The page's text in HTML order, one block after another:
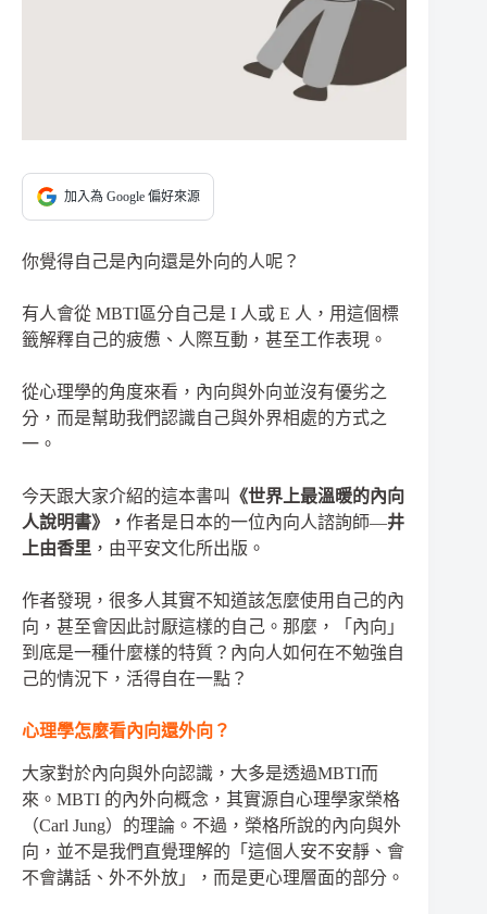
加入為 Google 偏好來源
你覺得自己是內向還是外向的人呢？
有人會從 MBTI區分自己是 I 人或 E 人，用這個標
籤解釋自己的疲憊、人際互動，甚至工作表現。
從心理學的角度來看，內向與外向並沒有優劣之
分，而是幫助我們認識自己與外界相處的方式之
一。
今天跟大家介紹的這本書叫
《世界上最溫暖的內向
人說明書》， 作者是日本的一位內向人諮詢師—井
上由香里 ，由平安文化所出版。
作者發現，很多人其實不知道該怎麼使用自己的內
向，甚至會因此討厭這樣的自己。那麼，「內向」
到底是一種什麼樣的特質？內向人如何在不勉強自
己的情況下，活得自在一點？
心理學怎麼看內向還外向？
大家對於內向與外向認識，大多是透過MBTI而
來。MBTI 的內外向概念，其實源自心理學家榮格
（Carl Jung）的理論。不過，榮格所說的內向與外
向，並不是我們直覺理解的「這個人安不安靜、會
不會講話、外不外放」，而是更心理層面的部分。